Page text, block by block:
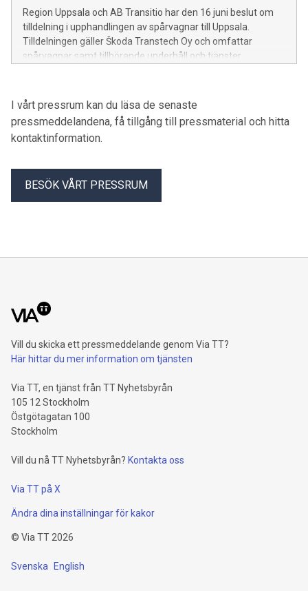
Region Uppsala och AB Transitio har den 16 juni beslut om
tilldelning i upphandlingen av spårvagnar till Uppsala.
Tilldelningen gäller Škoda Transtech Oy och omfattar
spårvagnar samt tillhörande underhåll och tjänster.
I vårt pressrum kan du läsa de senaste
pressmeddelandena, få tillgång till pressmaterial och hitta
kontaktinformation.
BESÖK VÅRT PRESSRUM
Vill du skicka ett pressmeddelande genom Via TT?
Här hittar du mer information om tjänsten
Via TT, en tjänst från TT Nyhetsbyrån
105 12 Stockholm
Östgötagatan 100
Stockholm
Vill du nå TT Nyhetsbyrån? Kontakta oss
Via TT på X
Ändra dina inställningar för kakor
© Via TT 2026
Svenska English